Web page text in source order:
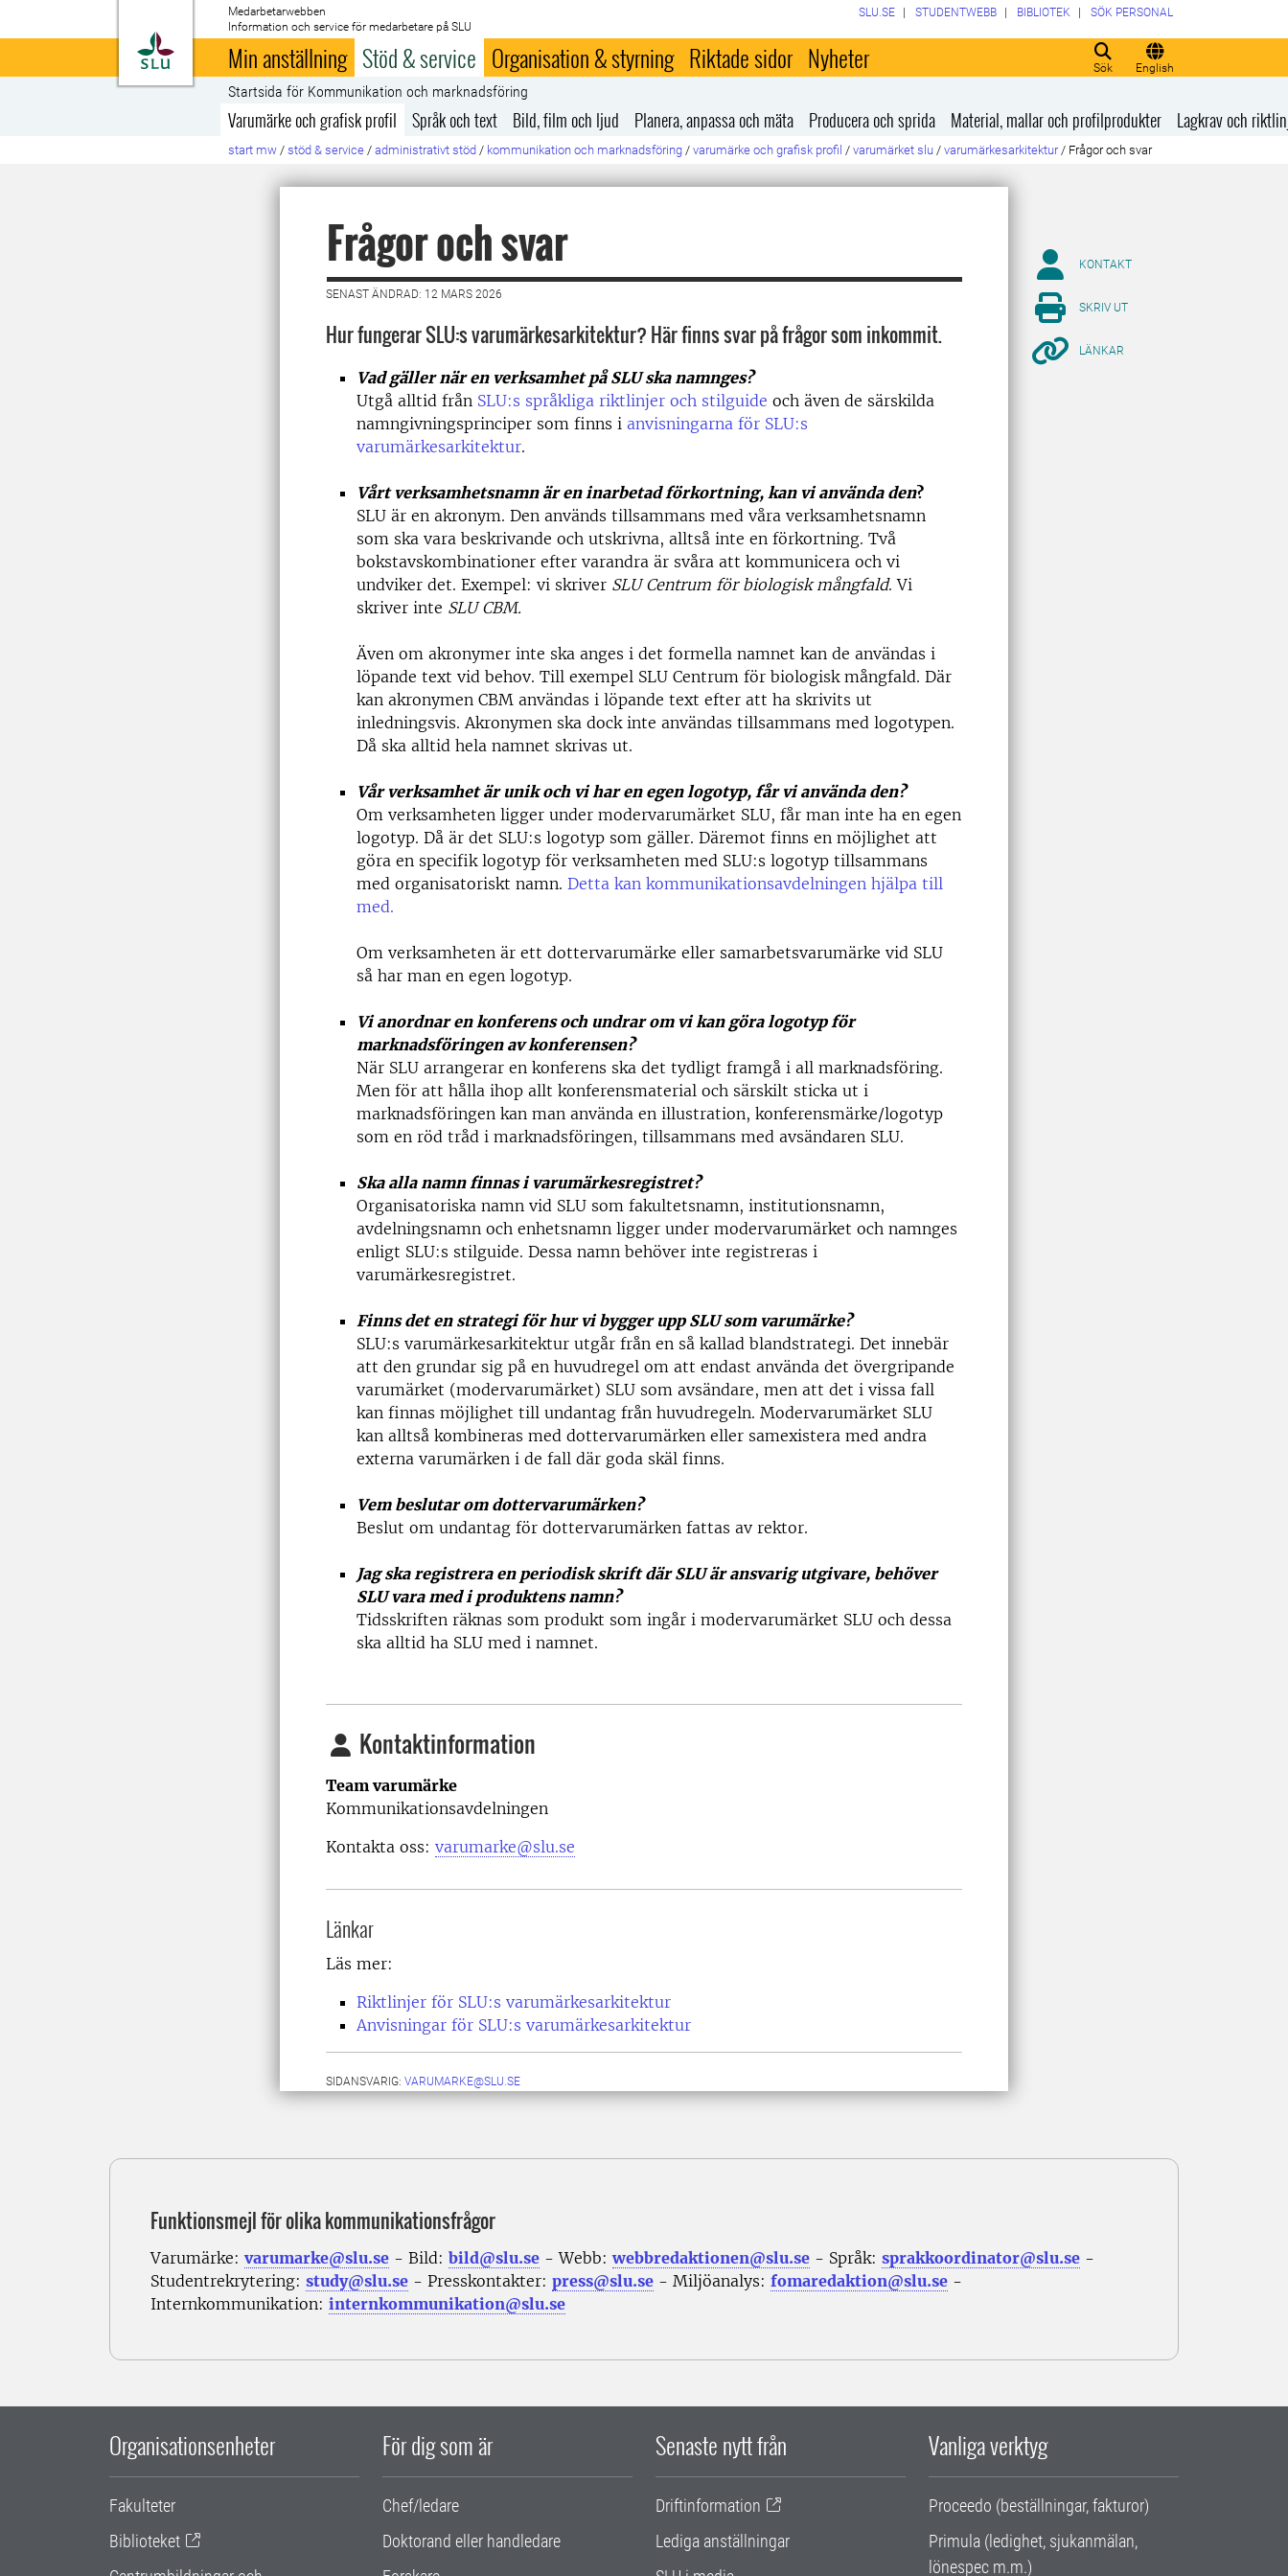
Till startsida
Medarbetarwebben
Information och service för medarbetare på SLU
Sök English
SLU.SE STUDENTWEBB BIBLIOTEK SÖK PERSONAL
Min anställning Stöd & service Organisation & styrning Riktade sidor Nyheter
Startsida för Kommunikation och marknadsföring
Varumärke och grafisk profil Språk och text Bild, film och ljud Planera, anpassa och mäta Producera och sprida Material, mallar och profilprodukter Lagkrav och
start mw / stöd & service / administrativt stöd / kommunikation och marknadsföring / varumärke och grafisk profil / varumärket slu / varumärkesarkitektur / Frågor och svar
Frågor och svar
SENAST ÄNDRAD: 12 MARS 2026
Hur fungerar SLU:s varumärkesarkitektur? Här finns svar på frågor som inkommit.
Vad gäller när en verksamhet på SLU ska namnges?
Utgå alltid från SLU:s språkliga riktlinjer och stilguide och även de särskilda
namngivningsprinciper som finns i anvisningarna för SLU:s
varumärkesarkitektur.
Vårt verksamhetsnamn är en inarbetad förkortning, kan vi använda den?
SLU är en akronym. Den används tillsammans med våra verksamhetsnamn
som ska vara beskrivande och utskrivna, alltså inte en förkortning. Två
bokstavskombinationer efter varandra är svåra att kommunicera och vi
undviker det. Exempel: vi skriver SLU Centrum för biologisk mångfald. Vi
skriver inte SLU CBM.
Även om akronymer inte ska anges i det formella namnet kan de användas i
löpande text vid behov. Till exempel SLU Centrum för biologisk mångfald. Där
kan akronymen CBM användas i löpande text efter att ha skrivits ut
inledningsvis. Akronymen ska dock inte användas tillsammans med logotypen.
Då ska alltid hela namnet skrivas ut.
Vår verksamhet är unik och vi har en egen logotyp, får vi använda den?
Om verksamheten ligger under modervarumärket SLU, får man inte ha en egen
logotyp. Då är det SLU:s logotyp som gäller. Däremot finns en möjlighet att
göra en specifik logotyp för verksamheten med SLU:s logotyp tillsammans
med organisatoriskt namn. Detta kan kommunikationsavdelningen hjälpa till
med.
Om verksamheten är ett dottervarumärke eller samarbetsvarumärke vid SLU
så har man en egen logotyp.
Vi anordnar en konferens och undrar om vi kan göra logotyp för
marknadsföringen av konferensen?
När SLU arrangerar en konferens ska det tydligt framgå i all marknadsföring.
Men för att hålla ihop allt konferensmaterial och särskilt sticka ut i
marknadsföringen kan man använda en illustration, konferensmärke/logotyp
som en röd tråd i marknadsföringen, tillsammans med avsändaren SLU.
Ska alla namn finnas i varumärkesregistret?
Organisatoriska namn vid SLU som fakultetsnamn, institutionsnamn,
avdelningsnamn och enhetsnamn ligger under modervarumärket och namnges
enligt SLU:s stilguide. Dessa namn behöver inte registreras i
varumärkesregistret.
Finns det en strategi för hur vi bygger upp SLU som varumärke?
SLU:s varumärkesarkitektur utgår från en så kallad blandstrategi. Det innebär
att den grundar sig på en huvudregel om att endast använda det övergripande
varumärket (modervarumärket) SLU som avsändare, men att det i vissa fall
kan finnas möjlighet till undantag från huvudregeln. Modervarumärket SLU
kan alltså kombineras med dottervarumärken eller samexistera med andra
externa varumärken i de fall där goda skäl finns.
Vem beslutar om dottervarumärken?
Beslut om undantag för dottervarumärken fattas av rektor.
Jag ska registrera en periodisk skrift där SLU är ansvarig utgivare, behöver
SLU vara med i produktens namn?
Tidsskriften räknas som produkt som ingår i modervarumärket SLU och dessa
ska alltid ha SLU med i namnet.
Kontaktinformation
Team varumärke
Kommunikationsavdelningen
Kontakta oss: varumarke@slu.se
Länkar
Läs mer:
Riktlinjer för SLU:s varumärkesarkitektur
Anvisningar för SLU:s varumärkesarkitektur
SIDANSVARIG: VARUMARKE@SLU.SE
KONTAKT
SKRIV UT
LÄNKAR
Funktionsmejl för olika kommunikationsfrågor
Varumärke: varumarke@slu.se - Bild: bild@slu.se - Webb:webbredaktionen@slu.se - Språk: sprakkoordinator@slu.se -
Studentrekrytering: study@slu.se - Presskontakter: press@slu.se - Miljöanalys: fomaredaktion@slu.se -
Internkommunikation: internkommunikation@slu.se
Organisationsenheter
Fakulteter
Biblioteket
För dig som är
Chef/ledare
Doktorand eller handledare
Senaste nytt från
Driftinformation
Lediga anställningar
Vanliga verktyg
Proceedo (beställningar, fakturor)
Primula (ledighet, sjukanmälan,
lönespec m.m.)